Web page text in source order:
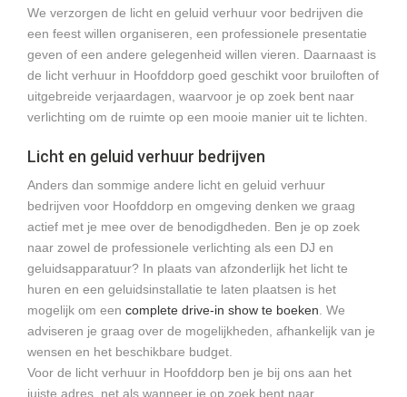
We verzorgen de licht en geluid verhuur voor bedrijven die
een feest willen organiseren, een professionele presentatie
geven of een andere gelegenheid willen vieren. Daarnaast is
de licht verhuur in Hoofddorp goed geschikt voor bruiloften of
uitgebreide verjaardagen, waarvoor je op zoek bent naar
verlichting om de ruimte op een mooie manier uit te lichten.
Licht en geluid verhuur bedrijven
Anders dan sommige andere licht en geluid verhuur
bedrijven voor Hoofddorp en omgeving denken we graag
actief met je mee over de benodigdheden. Ben je op zoek
naar zowel de professionele verlichting als een DJ en
geluidsapparatuur? In plaats van afzonderlijk het licht te
huren en een geluidsinstallatie te laten plaatsen is het
mogelijk om een complete drive-in show te boeken . We
adviseren je graag over de mogelijkheden, afhankelijk van je
wensen en het beschikbare budget.
Voor de licht verhuur in Hoofddorp ben je bij ons aan het
juiste adres, net als wanneer je op zoek bent naar